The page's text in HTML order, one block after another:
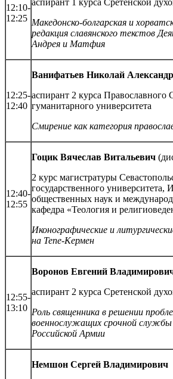
12:10-
12:25
аспирант 1 курса Сретенской
Македонско-болгарская и
редакция славянского текстов
Андрея и Матфия
12:25-
12:40
Ванифатьев Николай
аспирант 2 курса Православного
гуманитарного университета
Смирение как категория
12:40-
12:55
Гоцик Вячеслав Витальевич
2 курс магистратуры
государственного университета,
общественных наук и
кафедра «Теология и
Иконографические и
на Тепе-Кермен
12:55-
13:10
Воронов Евгений
аспирант 2 курса Сретенской
Роль священника в решении
военнослужащих срочной службы
Российской Армии
Немшон Сергей Владимирович